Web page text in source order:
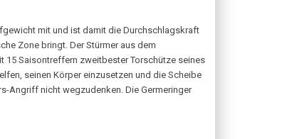
mit und ist damit die Durchschlagskraft
Zone bringt. Der Stürmer aus dem
15 Saisontreffern zweitbester Torschütze seines
seinen Körper einzusetzen und die Scheibe
Angriff nicht wegzudenken. Die Germeringer